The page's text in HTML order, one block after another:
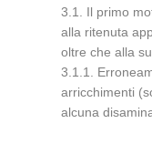
3.1. Il primo
alla ritenuta
oltre che alla
3.1.1.
arricchimenti
alcuna